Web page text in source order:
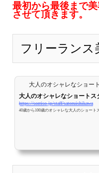
最初から最後まで
させて頂きます。
フリーランス
大人のオシャレなショー
大人のオシャレなショート
https://sorriso.jp/staff/satoruishikawa
40歳から100歳のオシャレな大人のショート